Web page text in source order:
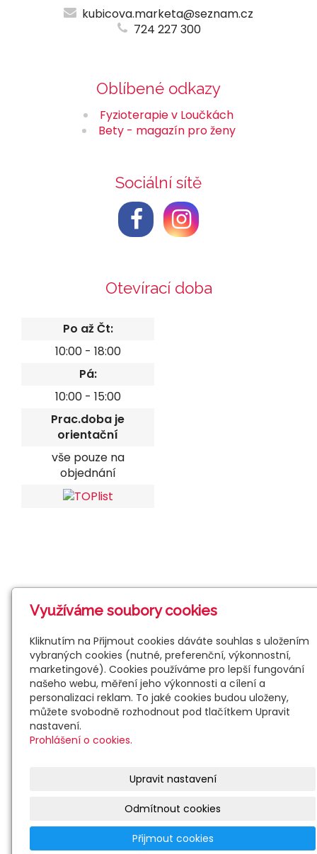
kubicova.marketa@seznam.cz
724 227 300
Oblíbené odkazy
Fyzioterapie v Loučkách
Bety - magazín pro ženy
Sociální sítě
Otevírací doba
Po až Čt:
10:00 - 18:00
Pá:
10:00 - 15:00
Prac.doba je
orientační
vše pouze na
objednání
Využíváme soubory cookies
Kliknutím na Přijmout cookies dáváte souhlas s uložením
vybraných cookies (nutné, preferenční, výkonnostní,
marketingové). Cookies používáme pro lepší fungování
našeho webu, měření jeho výkonnosti a cílení a
personalizaci reklam. To jaké cookies budou uloženy,
můžete svobodně rozhodnout pod tlačítkem Upravit
nastavení.
Prohlášení o cookies.
Upravit nastavení
Odmítnout cookies
Přijmout cookies